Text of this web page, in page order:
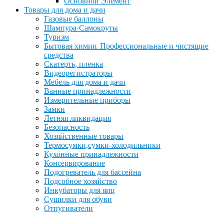
Товары для дома и дачи
Газовые баллоны
Шампура-Самокруты
Туризм
Бытовая химия. Профессиональные и чистящие
средства
Скатерть, пленка
Видеорегистраторы
Мебель для дома и дачи
Ванные принадлежности
Измерительные приборы
Замки
Летняя ликвидация
Безопасность
Хозяйственные товары
Термосумки,сумки-холодильники
Кухонные принадлежности
Консервирование
Подогреватель для бассейна
Подсобное хозяйство
Инкубаторы для яиц
Сушилки для обуви
Отпугиватели